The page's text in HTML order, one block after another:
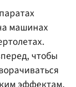
машинах
чтобы